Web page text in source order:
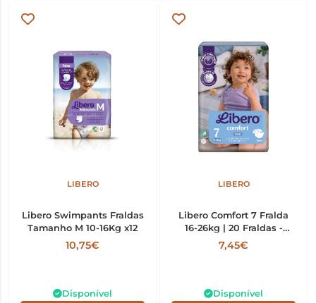
LIBERO
Libero Swimpants Fraldas
Tamanho M 10-16Kg x12
10,75€
Disponível
LIBERO
Libero Comfort 7 Fralda
16-26kg | 20 Fraldas -
Proteção até 12 Horas
7,45€
Disponível